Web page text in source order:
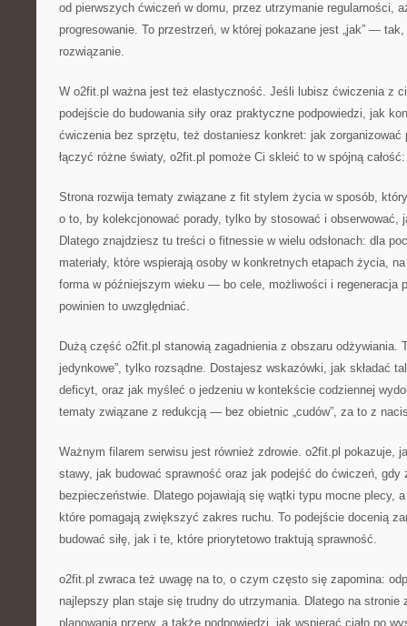
od pierwszych ćwiczeń w domu, przez utrzymanie regularności,
progresowanie. To przestrzeń, w której pokazane jest „jak” — tak,
rozwiązanie.
W o2fit.pl ważna jest też elastyczność. Jeśli lubisz ćwiczenia z
podejście do budowania siły oraz praktyczne podpowiedzi, jak
ćwiczenia bez sprzętu, też dostaniesz konkret: jak zorganizować
łączyć różne światy, o2fit.pl pomoże Ci skleić to w spójną
Strona rozwija tematy związane z fit stylem życia w sposób,
o to, by kolekcjonować porady, tylko by stosować i obserwować,
Dlatego znajdziesz tu treści o fitnessie w wielu odsłonach: dla
materiały, które wspierają osoby w konkretnych etapach życia,
forma w późniejszym wieku — bo cele, możliwości i regeneracja
powinien to uwzględniać.
Dużą część o2fit.pl stanowią zagadnienia z obszaru odżywiania.
jedynkowe”, tylko rozsądne. Dostajesz wskazówki, jak składać
deficyt, oraz jak myśleć o jedzeniu w kontekście codziennej
tematy związane z redukcją — bez obietnic „cudów”, za to z
Ważnym filarem serwisu jest również zdrowie. o2fit.pl pokazuje,
stawy, jak budować sprawność oraz jak podejść do ćwiczeń, gdy
bezpieczeństwie. Dlatego pojawiają się wątki typu mocne plecy,
które pomagają zwiększyć zakres ruchu. To podejście docenią
budować siłę, jak i te, które priorytetowo traktują sprawność.
o2fit.pl zwraca też uwagę na to, o czym często się zapomina:
najlepszy plan staje się trudny do utrzymania. Dlatego na stronie
planowania przerw, a także podpowiedzi, jak wspierać ciało po